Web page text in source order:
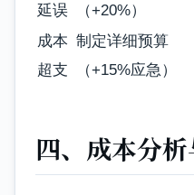
延误
（+20%）
成本
超支
制定详细预算
（+15%应急）
四、成本分